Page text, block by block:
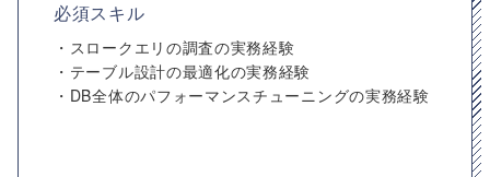
必須スキル
・スロークエリの調査の実務経験
・テーブル設計の最適化の実務経験
・DB全体のパフォーマンスチューニングの実務経験